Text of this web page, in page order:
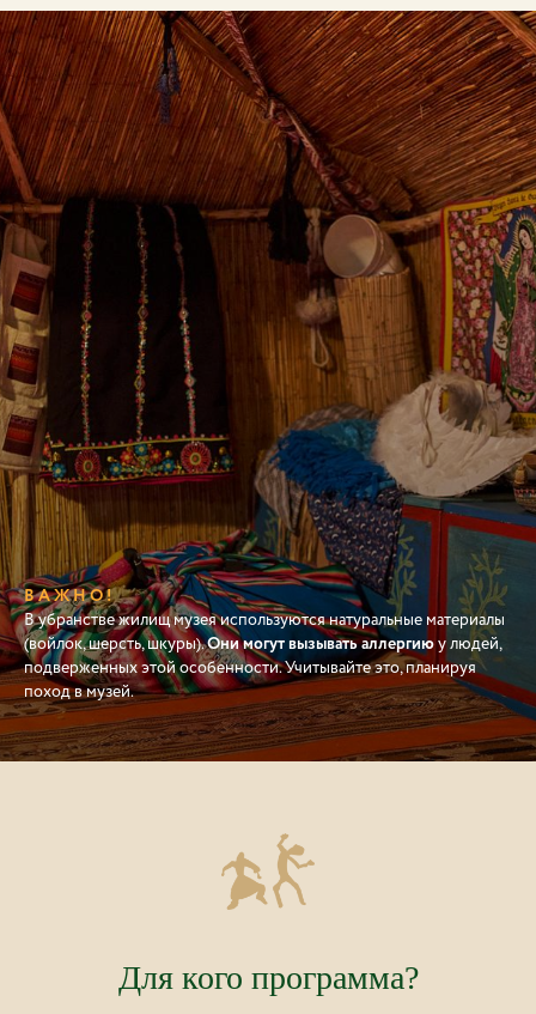
В А Ж Н О !
В убранстве жилищ музея используются натуральные материалы
(войлок, шерсть, шкуры).Они могут вызывать аллергиюу людей,
подверженных этой особенности. Учитывайте это, планируя
поход в музей.
Для кого программа?